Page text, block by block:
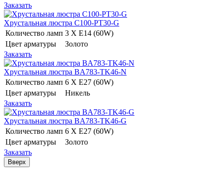
Заказать
Хрустальная люстра C100-PT30-G
Количество ламп 3 Х E14 (60W)
Цвет арматуры
Золото
Заказать
Хрустальная люстра BA783-TK46-N
Количество ламп 6 Х E27 (60W)
Цвет арматуры
Никель
Заказать
Хрустальная люстра BA783-TK46-G
Количество ламп 6 Х E27 (60W)
Цвет арматуры
Золото
Заказать
Вверх